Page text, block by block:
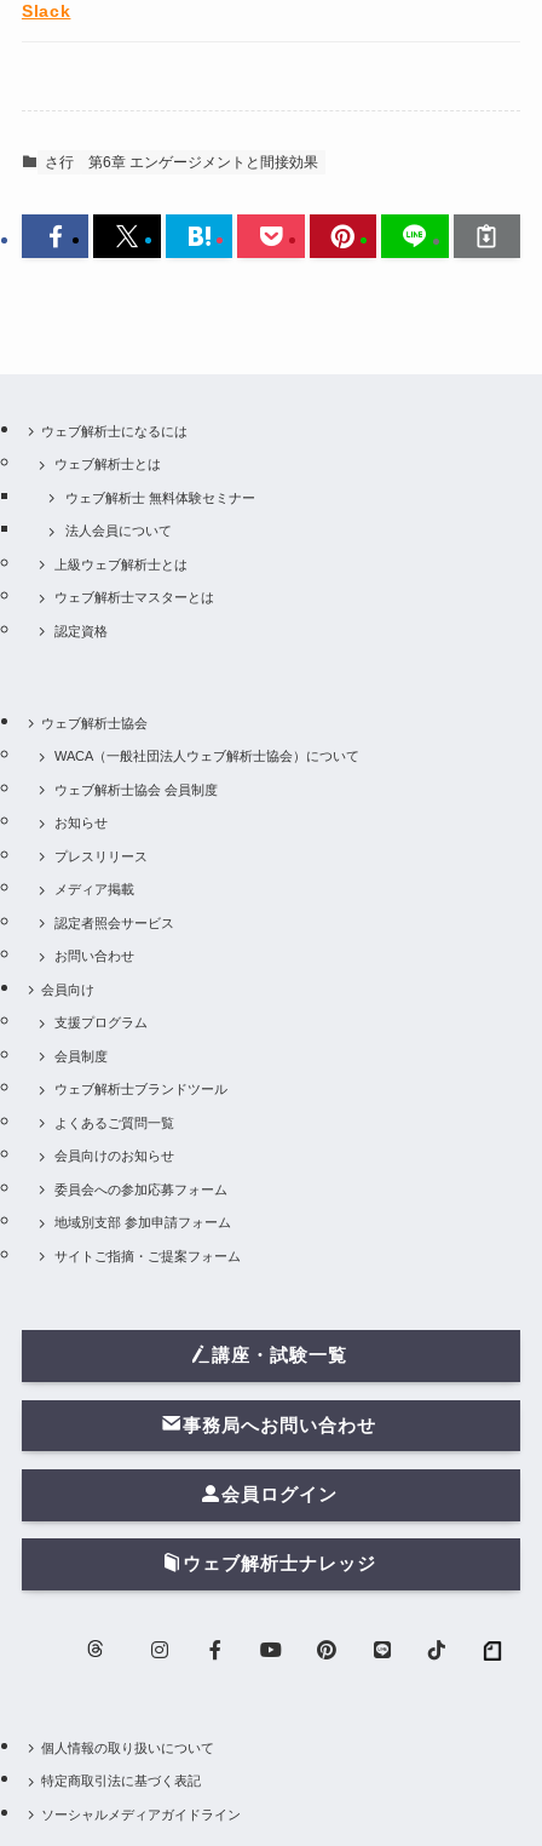
Slack
さ行 第6章 エンゲージメントと間接効果
ウェブ解析士になるには
ウェブ解析士とは
ウェブ解析士 無料体験セミナー
法人会員について
上級ウェブ解析士とは
ウェブ解析士マスターとは
認定資格
ウェブ解析士協会
WACA（一般社団法人ウェブ解析士協会）について
ウェブ解析士協会 会員制度
お知らせ
プレスリリース
メディア掲載
認定者照会サービス
お問い合わせ
会員向け
支援プログラム
会員制度
ウェブ解析士ブランドツール
よくあるご質問一覧
会員向けのお知らせ
委員会への参加応募フォーム
地域別支部 参加申請フォーム
サイトご指摘・ご提案フォーム
講座・試験一覧
事務局へお問い合わせ
会員ログイン
ウェブ解析士ナレッジ
個人情報の取り扱いについて
特定商取引法に基づく表記
ソーシャルメディアガイドライン